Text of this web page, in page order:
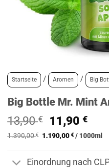
Startseite / Aromen / Big
Big Bottle Mr. Mint
13,90€
Preis
13,90 €
11,90€
Preis
1.390,00€ 1.190,00€ / 1000ml
Einordnung nach